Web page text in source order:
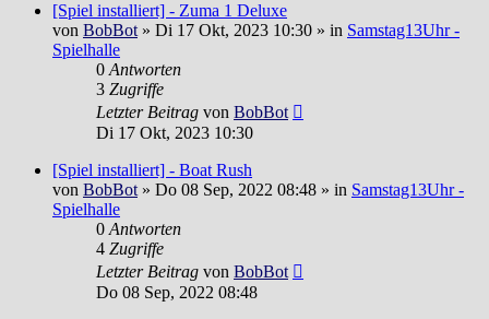
[Spiel installiert] - Zuma 1 Deluxe
von BobBot» Di 17 Okt, 2023 10:30 » in Samstag13Uhr -
Spielhalle
0Antworten
3 Zugriffe
Letzter Beitrag von BobBot
Di 17 Okt, 2023 10:30
[Spiel installiert] - Boat Rush
von BobBot» Do 08 Sep, 2022 08:48 » in Samstag13Uhr -
Spielhalle
0Antworten
4 Zugriffe
Letzter Beitrag von BobBot
Do 08 Sep, 2022 08:48